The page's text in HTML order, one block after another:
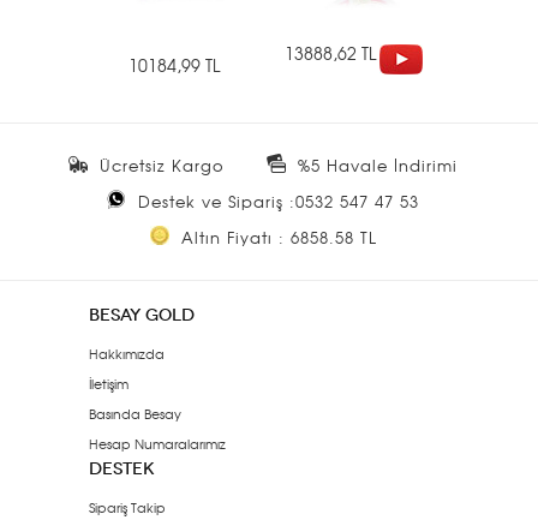
10184,99 TL 13888,62 TL
Ücretsiz Kargo
%5 Havale İndirimi
Destek ve Sipariş :0532 547 47 53
Altın Fiyatı : 6858.58 TL
BESAY GOLD
Hakkımızda
İletişim
Basında Besay
Hesap Numaralarımız
DESTEK
Sipariş Takip